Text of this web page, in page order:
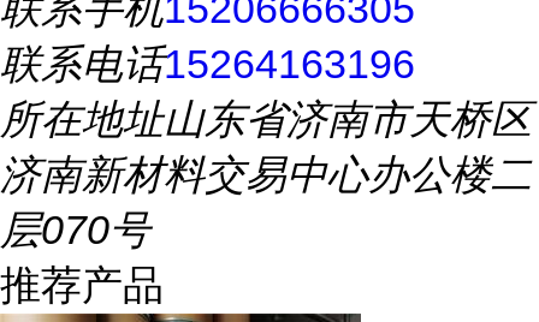
联系电话15264163196
所在地址山东省济南市天桥区
济南新材料交易中心办公楼二
层070号
推荐产品